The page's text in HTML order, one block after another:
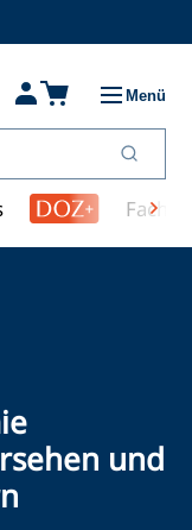
Menü
und